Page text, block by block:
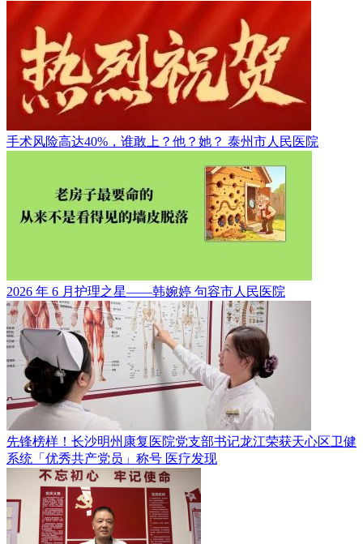
手术风险高达40%，谁敢上？他？她？ 泰州市人民医院
2026 年 6 月护理之星——韩婉婷 句容市人民医院
先锋榜样！长沙明州康复医院党支部书记龙江荣获天心区卫健
系统「优秀共产党员」称号 医疗发现